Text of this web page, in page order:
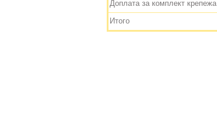
Доплата за комплект крепежа
Итого